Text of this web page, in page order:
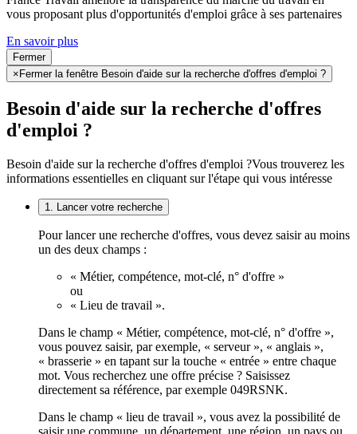
vous proposant plus d'opportunités d'emploi grâce à ses partenaires
En savoir plus
Fermer
× Fermer la fenêtre Besoin d'aide sur la recherche d'offres d'emploi ?
Besoin d'aide sur la recherche d'offres
d'emploi ?
Besoin d'aide sur la recherche d'offres d'emploi ?Vous trouverez les
informations essentielles en cliquant sur l'étape qui vous intéresse
1. Lancer votre recherche
Pour lancer une recherche d'offres, vous devez saisir au moins
un des deux champs :
« Métier, compétence, mot-clé, n° d'offre »
ou
« Lieu de travail ».
Dans le champ « Métier, compétence, mot-clé, n° d'offre »,
vous pouvez saisir, par exemple, « serveur », « anglais »,
« brasserie » en tapant sur la touche « entrée » entre chaque
mot. Vous recherchez une offre précise ? Saisissez
directement sa référence, par exemple 049RSNK.
Dans le champ « lieu de travail », vous avez la possibilité de